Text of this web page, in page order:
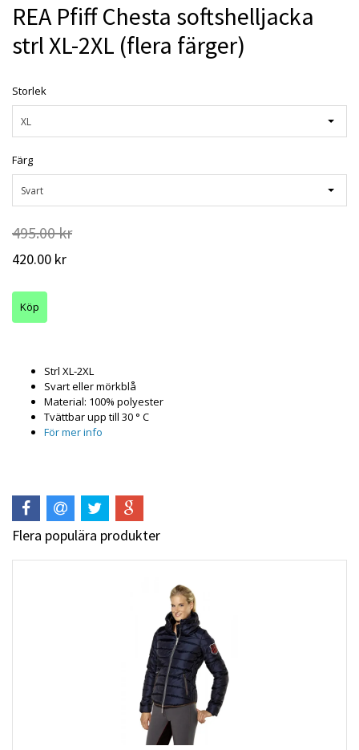
REA Pfiff Chesta softshelljacka
strl XL-2XL (flera färger)
Storlek
XL
Färg
Svart
495.00 kr
420.00 kr
Strl XL-2XL
Svart eller mörkblå
Material: 100% polyester
Tvättbar upp till 30 ° C
För mer info
Flera populära produkter